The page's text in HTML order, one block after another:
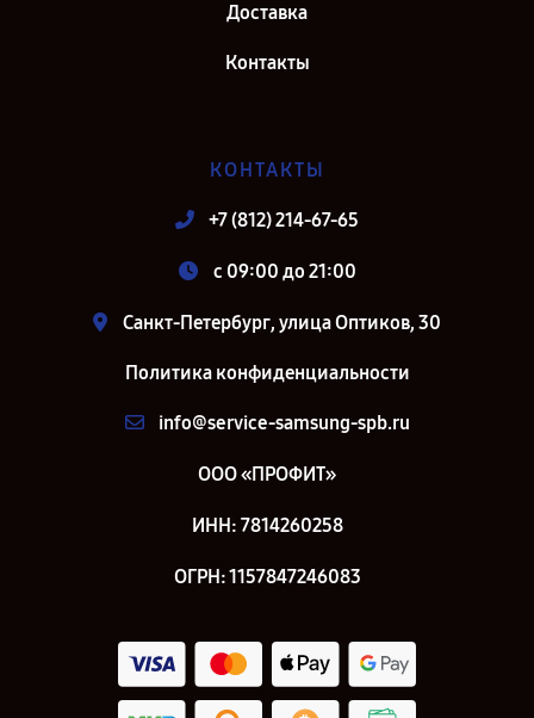
Доставка
Контакты
КОНТАКТЫ
+7 (812) 214-67-65
c 09:00 до 21:00
Санкт-Петербург, улица Оптиков, 30
Политика конфиденциальности
info@service-samsung-spb.ru
ООО «ПРОФИТ»
ИНН: 7814260258
ОГРН: 1157847246083